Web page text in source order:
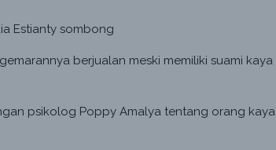
Estianty sombong
berjualan meski memiliki suami kaya
psikolog Poppy Amalya tentang orang kaya